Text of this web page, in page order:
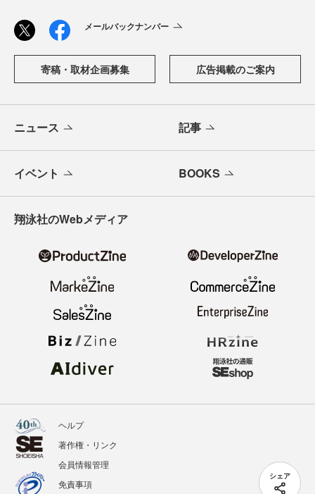
シェア
メールバックナンバー
寄稿・取材企画募集 広告掲載のご案内
ニュース 記事
イベント BOOKS
翔泳社のWebメディア
ヘルプ
著作権・リンク
会員情報管理
免責事項